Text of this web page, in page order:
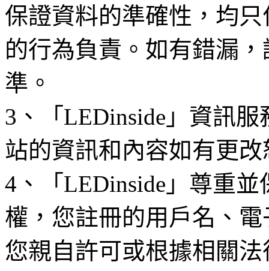
保證資料的準確性，均
的行為負責。如有錯漏
準。
3、「LEDinside」資訊
站的資訊和內容如有更
4、「LEDinside」尊重
權，您註冊的用戶名、
您親自許可或根據相關